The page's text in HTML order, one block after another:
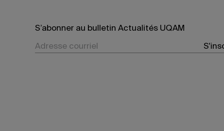
S’abonner au bulletin Actualités UQAM